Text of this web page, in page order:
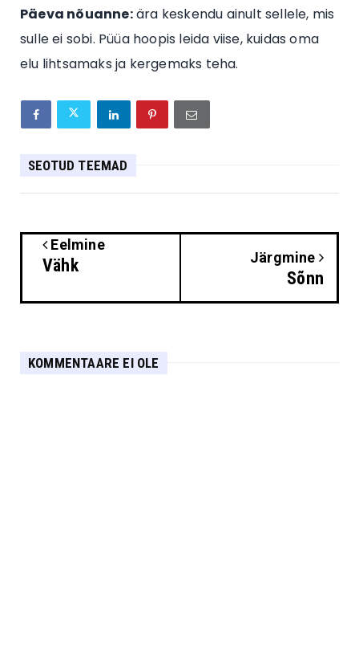
Päeva nõuanne:ära keskendu ainult sellele, mis
sulle ei sobi. Püüa hoopis leida viise, kuidas oma
elu lihtsamaks ja kergemaks teha.
SEOTUD TEEMAD
Eelmine
Vähk Järgmine
Sõnn
KOMMENTAARE EI OLE